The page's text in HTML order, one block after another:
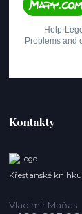
Kontakty
Křesťanské
Vladimír Maňas